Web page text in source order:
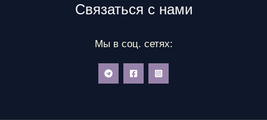
Связаться с нами
Мы в соц. сетях: